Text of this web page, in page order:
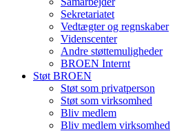
Sekretariatet
Vedtægter og regnskaber
Videnscenter
Andre støttemuligheder
BROEN Internt
Støt BROEN
Støt som privatperson
Støt som virksomhed
Bliv medlem
Bliv medlem virksomhed